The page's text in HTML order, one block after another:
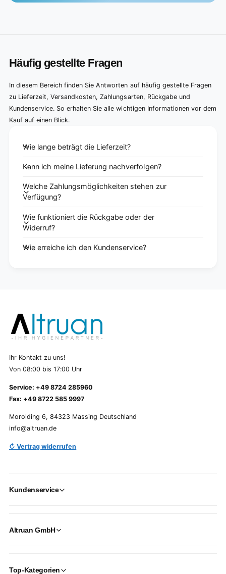
Häufig gestellte Fragen
In diesem Bereich finden Sie Antworten auf häufig gestellte Fragen
zu Lieferzeit, Versandkosten, Zahlungsarten, Rückgabe und
Kundenservice. So erhalten Sie alle wichtigen Informationen vor dem
Kauf auf einen Blick.
Wie lange beträgt die Lieferzeit?
Kann ich meine Lieferung nachverfolgen?
Welche Zahlungsmöglichkeiten stehen zur
Verfügung?
Wie funktioniert die Rückgabe oder der
Widerruf?
Wie erreiche ich den Kundenservice?
Ihr Kontakt zu uns!
Von 08:00 bis 17:00 Uhr
Service: +49 8724 285960
Fax: +49 8722 585 9997
Morolding 6, 84323 Massing Deutschland
info@altruan.de
↻ Vertrag widerrufen
Kundenservice
Altruan GmbH
Top-Kategorien